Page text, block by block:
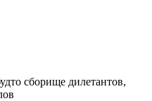
сборище дилетантов,